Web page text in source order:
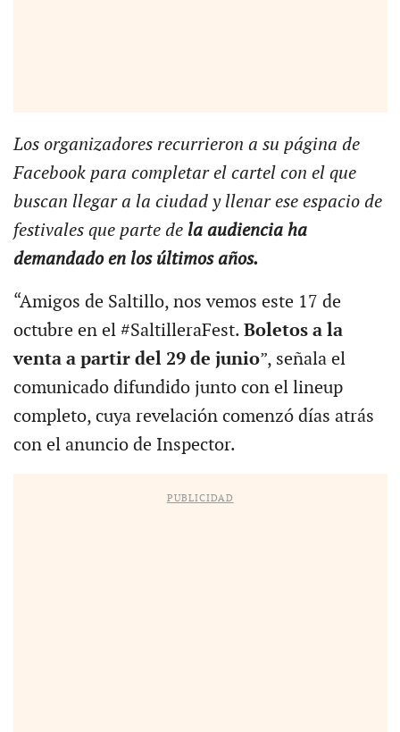
Los organizadores recurrieron a su página de
Facebook para completar el cartel con el que
buscan llegar a la ciudad y llenar ese espacio de
festivales que parte dela audiencia ha
demandado en los últimos años.
“Amigos de Saltillo, nos vemos este 17 de
octubre en el #SaltilleraFest. Boletos a la
venta a partir del 29 de junio”, señala el
comunicado difundido junto con el lineup
completo, cuya revelación comenzó días atrás
con el anuncio de Inspector.
PUBLICIDAD